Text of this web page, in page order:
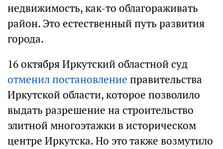
недвижимость, как-то облагораживать
район. Это естественный путь развития
города.
16 октября Иркутский областной суд
отменил постановление правительства
Иркутской области, которое позволило
выдать разрешение на строительство
элитной многоэтажки в историческом
центре Иркутска. Но это также возмутило